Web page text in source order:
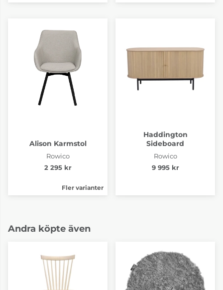
Alison Karmstol
Rowico
2 295 kr
Fler varianter
Haddington
Sideboard
Rowico
9 995 kr
Andra köpte även